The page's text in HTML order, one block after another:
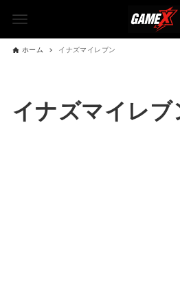
ホーム イナズマイレブン
イナズマイレブ